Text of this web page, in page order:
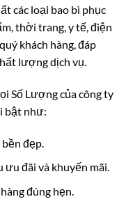
các loại bao bì phục
thời trang, y tế, điện
khách hàng, đáp
lượng dịch vụ.
Số Lượng của công ty
bật như:
đẹp.
ưu đãi và khuyến mãi.
đúng hẹn.